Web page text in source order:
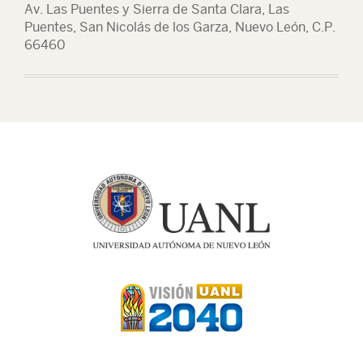
Av. Las Puentes y Sierra de Santa Clara, Las
Puentes, San Nicolás de los Garza, Nuevo León, C.P.
66460